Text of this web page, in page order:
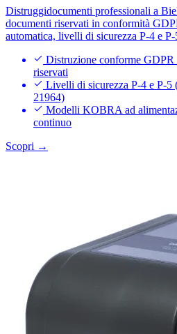
Distruggidocumenti professionali a
documenti riservati in conformità
automatica, livelli di sicurezza P-4 e P-
Distruzione conforme GDPR
riservati
Livelli di sicurezza P-4 e P-
21964)
Modelli KOBRA ad
continuo
Scopri →